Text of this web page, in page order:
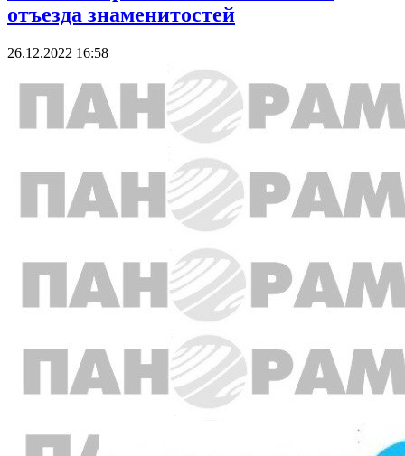
отъезда знаменитостей
26.12.2022 16:58